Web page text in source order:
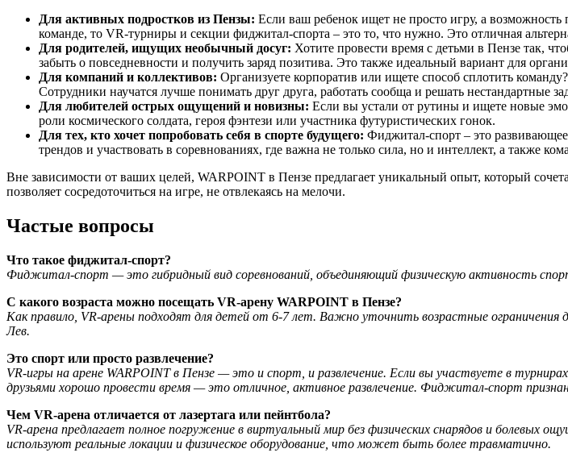
Для активных подростков из Пензы: Если ваш ребенок ищет не просто игру, а
команде, то VR-турниры и секции фиджитал-спорта – это то, что нужно. Это отличная
Для родителей, ищущих необычный досуг: Хотите провести время с детьми в Пензе так,
забыть о повседневности и получить заряд позитива. Это также идеальный вариант для
Для компаний и коллективов: Организуете корпоратив или ищете способ сплотить
Сотрудники научатся лучше понимать друг друга, работать сообща и решать нестандартные
Для любителей острых ощущений и новизны: Если вы устали от рутины и ищете новые
роли космического солдата, героя фэнтези или участника футуристических гонок.
Для тех, кто хочет попробовать себя в спорте будущего: Фиджитал-спорт – это
трендов и участвовать в соревнованиях, где важна не только сила, но и интеллект, а также
Вне зависимости от ваших целей, WARPOINT в Пензе предлагает уникальный опыт, который
позволяет сосредоточиться на игре, не отвлекаясь на мелочи.
Частые вопросы
Что такое фиджитал-спорт?
Фиджитал-спорт — это гибридный вид соревнований, объединяющий физическую активность
С какого возраста можно посещать VR-арену WARPOINT в Пензе?
Как правило, VR-арены подходят для детей от 6-7 лет. Важно уточнить возрастные
Лев.
Это спорт или просто развлечение?
VR-игры на арене WARPOINT в Пензе — это и спорт, и развлечение. Если вы участвуете в
друзьями хорошо провести время — это отличное, активное развлечение. Фиджитал-спорт
Чем VR-арена отличается от лазертага или пейнтбола?
VR-арена предлагает полное погружение в виртуальный мир без физических снарядов и болевых
используют реальные локации и физическое оборудование, что может быть более травматично.